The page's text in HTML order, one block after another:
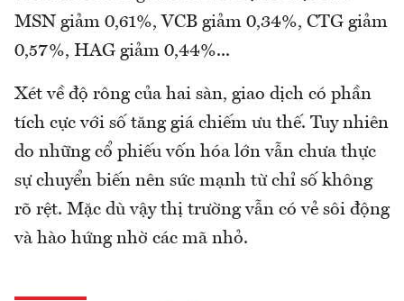
MSN giảm 0,61%, VCB giảm 0,34%, CTG giảm
0,57%, HAG giảm 0,44%...
Xét về độ rông của hai sàn, giao dịch có phần
tích cực với số tăng giá chiếm ưu thế. Tuy nhiên
do những cổ phiếu vốn hóa lớn vẫn chưa thực
sự chuyển biến nên sức mạnh từ chỉ số không
rõ rệt. Mặc dù vậy thị trường vẫn có vẻ sôi động
và hào hứng nhờ các mã nhỏ.